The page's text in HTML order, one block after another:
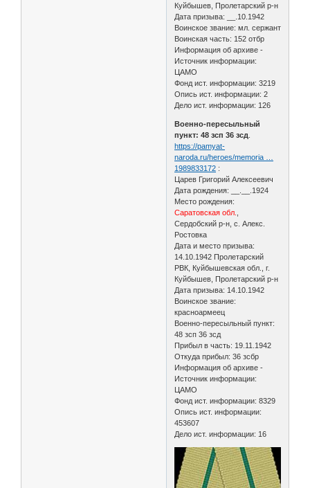
Куйбышев, Пролетарский р-н
Дата призыва: __.10.1942
Воинское звание: мл. сержант
Воинская часть: 152 отбр
Информация об архиве -
Источник информации:
ЦАМО
Фонд ист. информации: 3219
Опись ист. информации: 2
Дело ист. информации: 126
Военно-пересыльный
пункт: 48 зсп 36 зсд
https://pamyat-
naroda.ru/heroes/memoria …
1989833172 :
Царев Григорий Алексеевич
Дата рождения: __.__.1924
Место рождения:
Саратовская обл.
Сердобский р-н, с. Алекс.
Ростовка
Дата и место призыва:
14.10.1942 Пролетарский
РВК, Куйбышевская обл., г.
Куйбышев, Пролетарский р-н
Дата призыва: 14.10.1942
Воинское звание:
красноармеец
Военно-пересыльный пункт:
48 зсп 36 зсд
Прибыл в часть: 19.11.1942
Откуда прибыл: 36 зсбр
Информация об архиве -
Источник информации:
ЦАМО
Фонд ист. информации: 8329
Опись ист. информации:
453607
Дело ист. информации: 16